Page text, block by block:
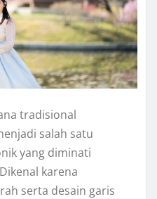
tradisional
salah satu
yang diminati
karena
serta desain garis